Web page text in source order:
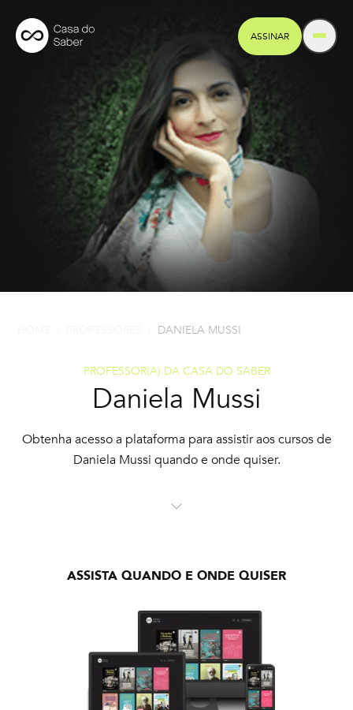
ASSINAR
DANIELA MUSSI
PROFESSOR(A) DA CASA DO SABER
Daniela Mussi
Obtenha acesso a plataforma para assistir aos cursos de
Daniela Mussi quando e onde quiser.
ASSISTA QUANDO E ONDE QUISER